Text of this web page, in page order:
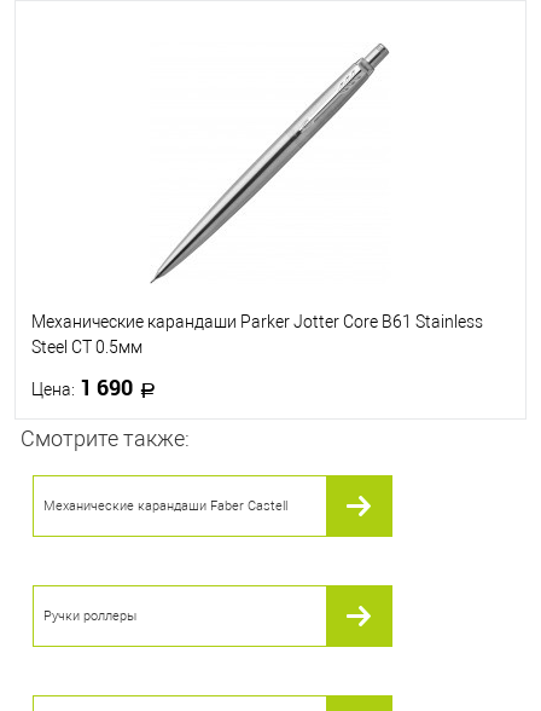
Механические карандаши Parker Jotter Core B61 Stainless
Steel CT 0.5мм
Цена: 1 690
В наличии
Смотрите также:
Механические карандаши Faber Castell
Ручки роллеры